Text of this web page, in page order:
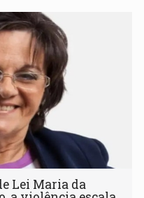
Lei Maria da